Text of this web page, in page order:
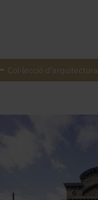
Col·lecció d’arquitectura